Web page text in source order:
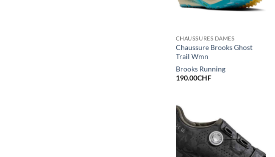
CHAUSSURES DAMES
Chaussure Brooks Ghost
Trail Wmn
Brooks Running
190.00CHF